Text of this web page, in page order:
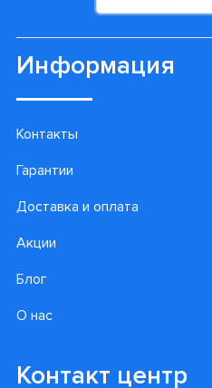
Информация
Контакты
Гарантии
Доставка и оплата
Акции
Блог
О нас
Контакт центр